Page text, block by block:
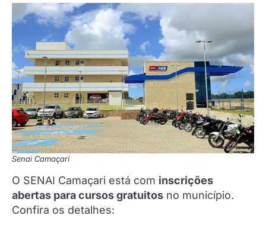
Senai Camaçari
O SENAI Camaçari está com inscrições
abertas para cursos gratuitos no município.
Confira os detalhes: